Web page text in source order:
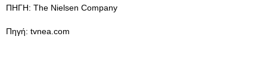
ΠΗΓΗ: The Nielsen Company
Πηγή: tvnea.com